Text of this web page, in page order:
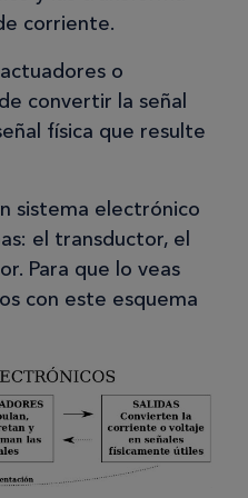
corriente.
o
convertir la señal
física que resulte
sistema electrónico
el transductor, el
Para que lo veas
con este esquema